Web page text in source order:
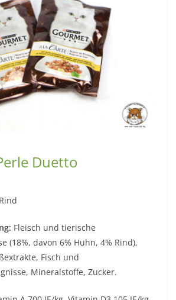
Duetto
Fleisch und tierische
(18%, davon 6% Huhn, 4% Rind),
Fisch und
Mineralstoffe, Zucker.